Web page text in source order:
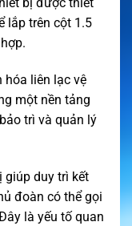
bị được thiết
lắp trên cột 1.5
hóa liên lạc vệ
một nền tảng
trì và quản lý
giúp duy trì kết
đoàn có thể gọi
là yếu tố quan